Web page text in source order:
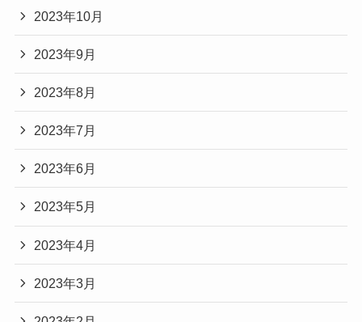
2023年10月
2023年9月
2023年8月
2023年7月
2023年6月
2023年5月
2023年4月
2023年3月